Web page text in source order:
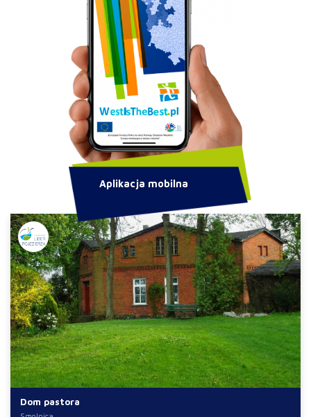
Dom pastora
Aplikacja mobilna